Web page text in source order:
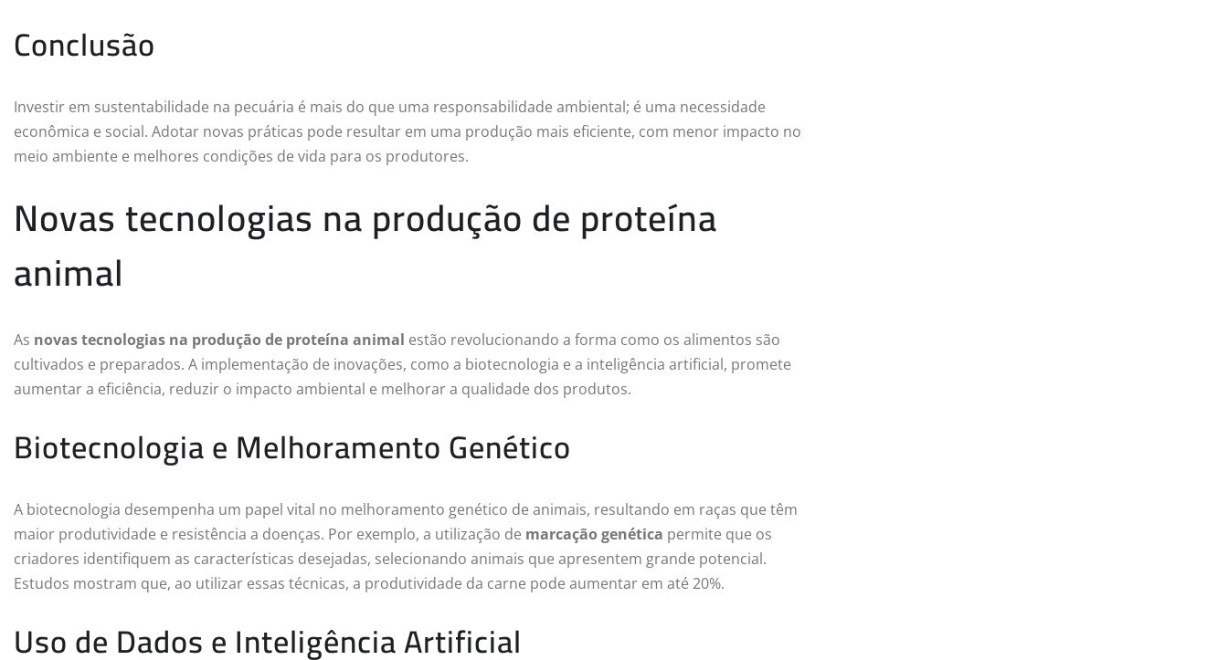
Conclusão
Investir em sustentabilidade na pecuária é mais do que uma responsabilidade ambiental; é uma necessidade
econômica e social. Adotar novas práticas pode resultar em uma produção mais eficiente, com menor impacto no
meio ambiente e melhores condições de vida para os produtores.
Novas tecnologias na produção de proteína
animal
As novas tecnologias na produção de proteína animal estão revolucionando a forma como os alimentos são
cultivados e preparados. A implementação de inovações, como a biotecnologia e a inteligência artificial, promete
aumentar a eficiência, reduzir o impacto ambiental e melhorar a qualidade dos produtos.
Biotecnologia e Melhoramento Genético
A biotecnologia desempenha um papel vital no melhoramento genético de animais, resultando em raças que têm
maior produtividade e resistência a doenças. Por exemplo, a utilização de marcação genética permite que os
criadores identifiquem as características desejadas, selecionando animais que apresentem grande potencial.
Estudos mostram que, ao utilizar essas técnicas, a produtividade da carne pode aumentar em até 20%.
Uso de Dados e Inteligência Artificial